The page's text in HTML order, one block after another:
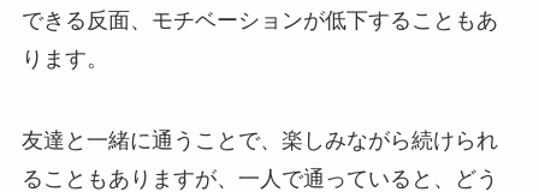
できる反面、モチベーションが低下することもあ
ります。
友達と一緒に通うことで、楽しみながら続けられ
ることもありますが、一人で通っていると、どう